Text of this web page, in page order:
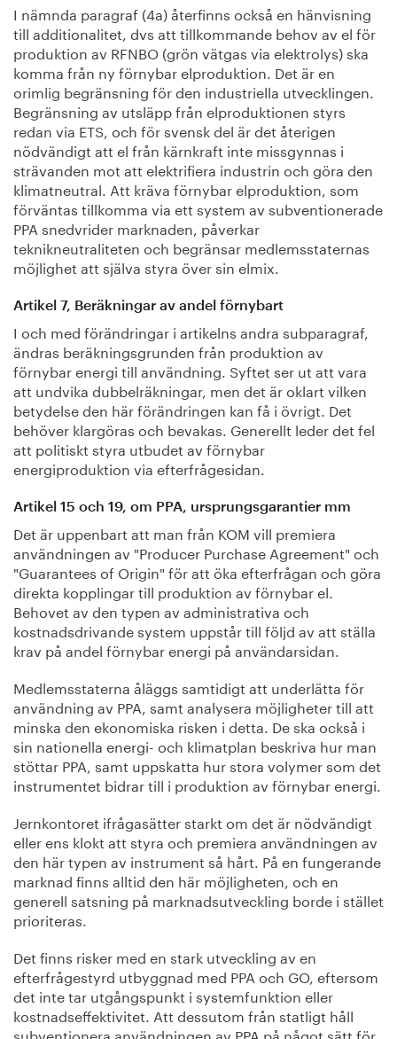
I nämnda paragraf (4a) återfinns också en hänvisning
till additionalitet, dvs att tillkommande behov av el för
produktion av RFNBO (grön vätgas via elektrolys) ska
komma från ny förnybar elproduktion. Det är en
orimlig begränsning för den industriella utvecklingen.
Begränsning av utsläpp från elproduktionen styrs
redan via ETS, och för svensk del är det återigen
nödvändigt att el från kärnkraft inte missgynnas i
strävanden mot att elektrifiera industrin och göra den
klimatneutral. Att kräva förnybar elproduktion, som
förväntas tillkomma via ett system av subventionerade
PPA snedvrider marknaden, påverkar
teknikneutraliteten och begränsar medlemsstaternas
möjlighet att själva styra över sin elmix.
Artikel 7, Beräkningar av andel förnybart
I och med förändringar i artikelns andra subparagraf,
ändras beräkningsgrunden från produktion av
förnybar energi till användning. Syftet ser ut att vara
att undvika dubbelräkningar, men det är oklart vilken
betydelse den här förändringen kan få i övrigt. Det
behöver klargöras och bevakas. Generellt leder det fel
att politiskt styra utbudet av förnybar
energiproduktion via efterfrågesidan.
Artikel 15 och 19, om PPA, ursprungsgarantier mm
Det är uppenbart att man från KOM vill premiera
användningen av "Producer Purchase Agreement" och
"Guarantees of Origin" för att öka efterfrågan och göra
direkta kopplingar till produktion av förnybar el.
Behovet av den typen av administrativa och
kostnadsdrivande system uppstår till följd av att ställa
krav på andel förnybar energi på användarsidan.
Medlemsstaterna åläggs samtidigt att underlätta för
användning av PPA, samt analysera möjligheter till att
minska den ekonomiska risken i detta. De ska också i
sin nationella energi- och klimatplan beskriva hur man
stöttar PPA, samt uppskatta hur stora volymer som det
instrumentet bidrar till i produktion av förnybar energi.
Jernkontoret ifrågasätter starkt om det är nödvändigt
eller ens klokt att styra och premiera användningen av
den här typen av instrument så hårt. På en fungerande
marknad finns alltid den här möjligheten, och en
generell satsning på marknadsutveckling borde i stället
prioriteras.
Det finns risker med en stark utveckling av en
efterfrågestyrd utbyggnad med PPA och GO, eftersom
det inte tar utgångspunkt i systemfunktion eller
kostnadseffektivitet. Att dessutom från statligt håll
subventionera användningen av PPA på något sätt för